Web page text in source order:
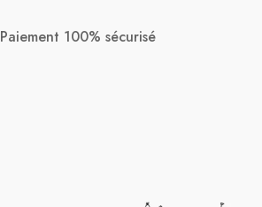
Paiement 100% sécurisé